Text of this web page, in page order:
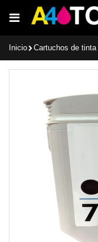
al
Inicio Cartuchos de tinta